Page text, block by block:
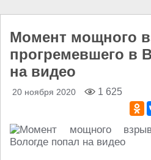
Момент мощного
прогремевшего в
на видео
20 ноября 2020 1 625